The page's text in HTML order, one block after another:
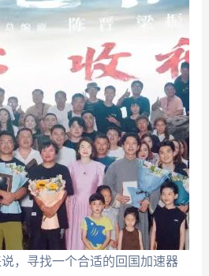
，寻找一个合适的回国加速器